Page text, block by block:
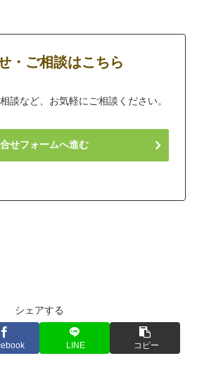
・ご相談はこちら
談など、お気軽にご相談ください。
せフォームへ進む
シェアする
LINE コピー